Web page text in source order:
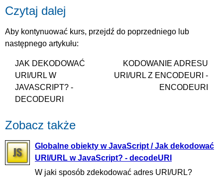
Czytaj dalej
Aby kontynuować kurs, przejdź do poprzedniego lub
następnego artykułu:
JAK DEKODOWAĆ
URI/URL W
JAVASCRIPT? -
DECODEURI
KODOWANIE ADRESU
URI/URL Z ENCODEURI -
ENCODEURI
Zobacz także
Globalne obiekty w JavaScript / Jak dekodować
URI/URL w JavaScript? - decodeURI
W jaki sposób zdekodować adres URI/URL?